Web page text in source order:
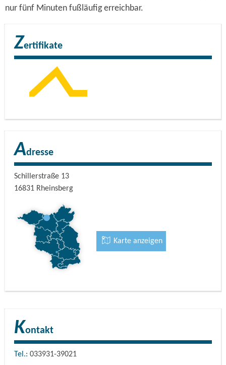
nur fünf Minuten fußläufig erreichbar.
Zertifikate
Adresse
Schillerstraße 13
16831 Rheinsberg
Karte anzeigen
Kontakt
Tel.: 033931-39021